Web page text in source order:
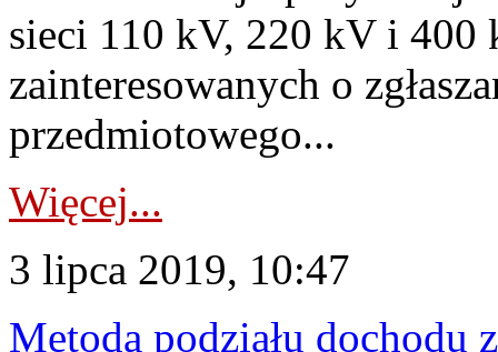
sieci 110 kV, 220 kV i 400
zainteresowanych o
przedmiotowego...
Więcej...
3 lipca 2019, 10:47
Metoda podziału dochodu